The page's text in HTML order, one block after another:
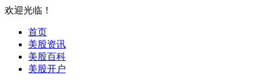
欢迎光临！
首页
美股资讯
美股百科
美股开户